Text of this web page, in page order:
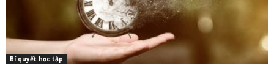
Bí quyết học tập